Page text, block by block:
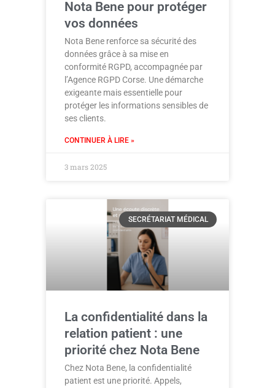
Nota Bene pour protéger
vos données
Nota Bene renforce sa sécurité des
données grâce à sa mise en
conformité RGPD, accompagnée par
l’Agence RGPD Corse. Une démarche
exigeante mais essentielle pour
protéger les informations sensibles de
ses clients.
CONTINUER À LIRE »
3 mars 2025
SECRÉTARIAT MÉDICAL
La confidentialité dans la
relation patient : une
priorité chez Nota Bene
Chez Nota Bene, la confidentialité
patient est une priorité. Appels,